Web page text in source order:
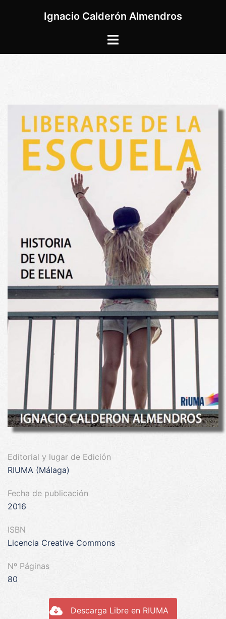
Ignacio Calderón Almendros
Alternar
Editorial y lugar de Edición
RIUMA (Málaga)
Fecha de publicación
2016
ISBN
Licencia Creative Commons
Nº Páginas
80
Descarga Libre en RIUMA